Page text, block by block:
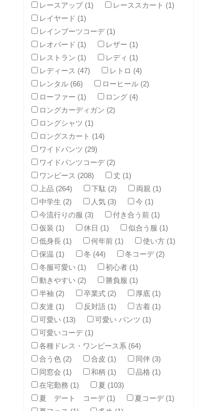
レースアップ (1)
レーススカート (1)
レイヤード (1)
レインブーツコーデ (1)
レオパード (1)
レザー (1)
レストラン (1)
レディ (1)
レディース (47)
レトロ (4)
レンタル (66)
ローヒール (2)
ローファー (1)
ロング (4)
ロングカーディガン (2)
ロングシャツ (1)
ロングスカート (14)
ワイドパンツ (29)
ワイドパンツコーデ (2)
ワンピース (208)
丈 (1)
上品 (264)
下駄 (2)
両親 (1)
中学生 (2)
人気 (3)
今 (1)
今流行りの服 (3)
付き合う前 (1)
仮装 (1)
休日 (1)
似合う服 (1)
低身長 (1)
何年前 (1)
使い方 (1)
保温 (1)
冬 (44)
冬コーデ (2)
冬服可愛い (1)
初心者 (1)
動きやすい (2)
勝負服 (1)
半袖 (2)
卒業式 (2)
厚底 (1)
友達 (1)
反対語 (1)
古着 (1)
可愛い (13)
可愛い パンツ (1)
可愛いコーデ (1)
各種ドレス・ワンピース系 (64)
合う色 (2)
合皮 (1)
同伴 (3)
同窓会 (1)
和柄 (1)
品格 (1)
在宅勤務 (1)
夏 (103)
夏 デート コーデ (1)
夏コーデ (1)